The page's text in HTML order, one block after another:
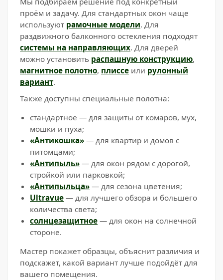
проём и задачу. Для стандартных окон чаще
используют рамочные модели. Для
раздвижного балконного остекления подходят
системы на направляющих. Для дверей
можно установить распашную конструкцию,
магнитное полотно, плиссе или рулонный
вариант.
Также доступны специальные полотна:
стандартное — для защиты от комаров, мух,
мошки и пуха;
«Антикошка» — для квартир и домов с
питомцами;
«Антипыль» — для окон рядом с дорогой,
стройкой или парковкой;
«Антипыльца» — для сезона цветения;
Ultravue — для лучшего обзора и большего
количества света;
солнцезащитное — для окон на солнечной
стороне.
Мастер покажет образцы, объяснит различия и
подскажет, какой вариант лучше подойдёт для
вашего помещения.